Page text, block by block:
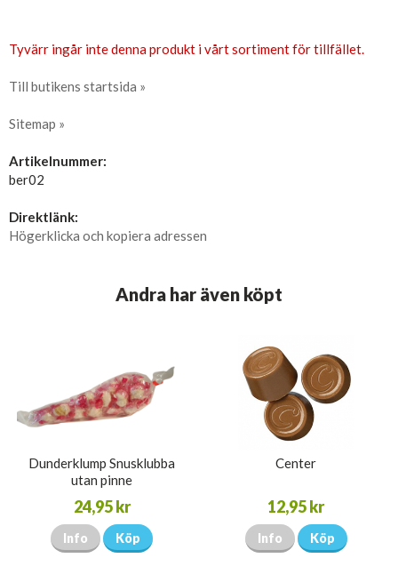
Tyvärr ingår inte denna produkt i vårt sortiment för tillfället.
Till butikens startsida »
Sitemap »
Artikelnummer:
ber02
Direktlänk:
Högerklicka och kopiera adressen
Andra har även köpt
Dunderklump Snusklubba
utan pinne
24,95 kr
Info Köp
Center
12,95 kr
Info Köp